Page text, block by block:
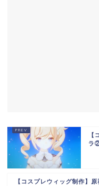
【
ラ
【コスプレウィッグ制作】